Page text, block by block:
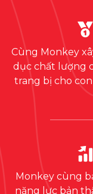
Cùng Monkey
dục chất lượng
trang bị cho
Monkey cùng
năng lực bản